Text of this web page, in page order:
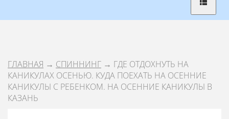
ГЛАВНАЯ → СПИННИНГ → ГДЕ ОТДОХНУТЬ НА
КАНИКУЛАХ ОСЕНЬЮ. КУДА ПОЕХАТЬ НА ОСЕННИЕ
КАНИКУЛЫ С РЕБЕНКОМ. НА ОСЕННИЕ КАНИКУЛЫ В
КАЗАНЬ